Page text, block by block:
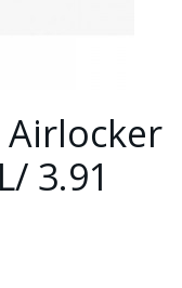
Airlocker
3.91